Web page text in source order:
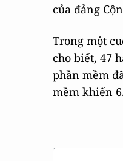
của đảng
Trong một
cho biết, 47
phần mềm
mềm khiến